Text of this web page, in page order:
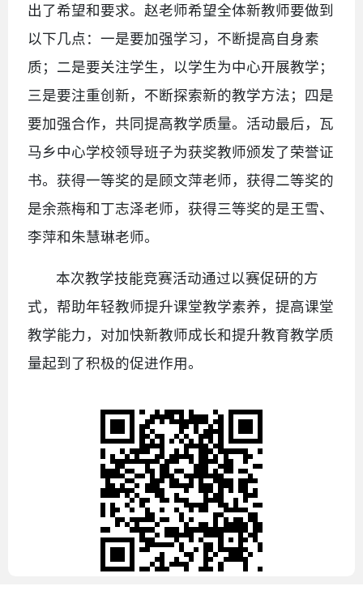
出了希望和要求。赵老师希望全体新教师要做到
以下几点：一是要加强学习，不断提高自身素
质；二是要关注学生，以学生为中心开展教学；
三是要注重创新，不断探索新的教学方法；四是
要加强合作，共同提高教学质量。活动最后，瓦
马乡中心学校领导班子为获奖教师颁发了荣誉证
书。获得一等奖的是顾文萍老师，获得二等奖的
是余燕梅和丁志泽老师，获得三等奖的是王雪、
李萍和朱慧琳老师。
本次教学技能竞赛活动通过以赛促研的方
式，帮助年轻教师提升课堂教学素养，提高课堂
教学能力，对加快新教师成长和提升教育教学质
量起到了积极的促进作用。